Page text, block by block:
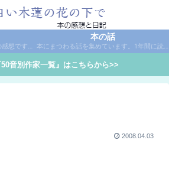
読んだ本の感想です。読んだ本の感想です。本は作家名で50音別に分類しています。
本の話
本にまつわる話を集めています。1年間に読んだ本の総括や、本に関する話題など。
音別作家一覧』はこちらから>>
2008.04.03